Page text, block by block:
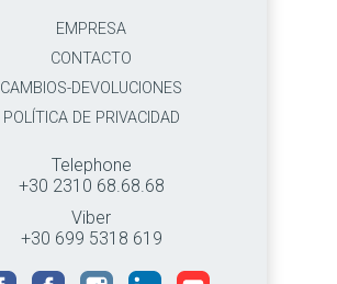
EMPRESA
CONTACTO
CAMBIOS-DEVOLUCIONES
POLÍTICA DE PRIVACIDAD
Telephone
+30 2310 68.68.68
Viber
+30 699 5318 619